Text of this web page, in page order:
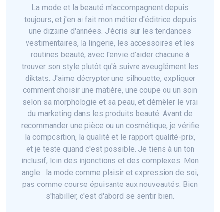
La mode et la beauté m'accompagnent depuis
toujours, et j'en ai fait mon métier d'éditrice depuis
une dizaine d'années. J'écris sur les tendances
vestimentaires, la lingerie, les accessoires et les
routines beauté, avec l'envie d'aider chacune à
trouver son style plutôt qu'à suivre aveuglément les
diktats. J'aime décrypter une silhouette, expliquer
comment choisir une matière, une coupe ou un soin
selon sa morphologie et sa peau, et démêler le vrai
du marketing dans les produits beauté. Avant de
recommander une pièce ou un cosmétique, je vérifie
la composition, la qualité et le rapport qualité-prix,
et je teste quand c'est possible. Je tiens à un ton
inclusif, loin des injonctions et des complexes. Mon
angle : la mode comme plaisir et expression de soi,
pas comme course épuisante aux nouveautés. Bien
s'habiller, c'est d'abord se sentir bien.